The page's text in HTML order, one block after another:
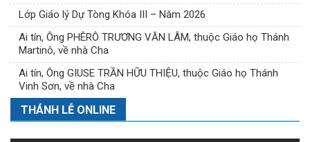
Lớp Giáo lý Dự Tòng Khóa III – Năm 2026
Ai tín, Ông PHÊRÔ TRƯƠNG VĂN LÂM, thuộc Giáo họ Thánh
Martinô, về nhà Cha
Ai tín, Ông GIUSE TRẦN HỮU THIỆU, thuộc Giáo họ Thánh
Vinh Sơn, về nhà Cha
THÁNH LỄ ONLINE